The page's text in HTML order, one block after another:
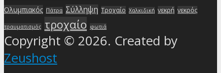
Ολυμπιακός Πάτρα Σύλληψη Τροχαίο Χαλκιδική νεκρή νεκρός
τραυματισμός τροχαίο φωτιά
Copyright © 2026. Created by
Zeushost